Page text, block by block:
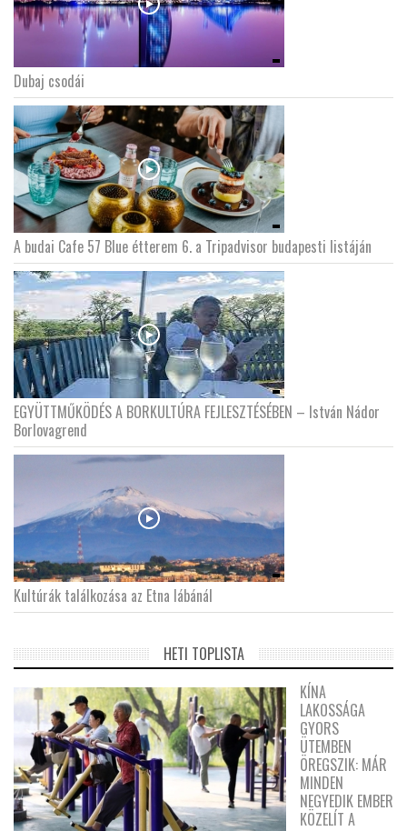
Dubaj csodái
A budai Cafe 57 Blue étterem 6. a Tripadvisor budapesti listáján
EGYÜTTMŰKÖDÉS A BORKULTÚRA FEJLESZTÉSÉBEN – István Nádor
Borlovagrend
Kultúrák találkozása az Etna lábánál
HETI TOPLISTA
KÍNA
LAKOSSÁGA
GYORS
ÜTEMBEN
ÖREGSZIK: MÁR
MINDEN
NEGYEDIK EMBER
KÖZELÍT A